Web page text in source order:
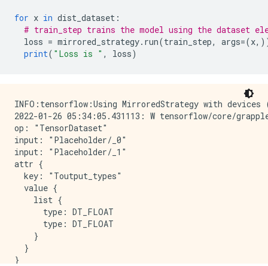
for x in dist_dataset :
# train_step trains the model using the dataset
loss = mirrored_strategy. run(train_step, args=(x
print( "Loss is " , loss)
INFO:tensorflow:Using MirroredStrategy with
2022-01-26 05:34:05.431113: W tensorflow/core/
op: "TensorDataset"
input: "Placeholder/_0"
input: "Placeholder/_1"
attr {
  key: "Toutput_types"
  value {
    list {
      type: DT_FLOAT
      type: DT_FLOAT
    }
  }
}